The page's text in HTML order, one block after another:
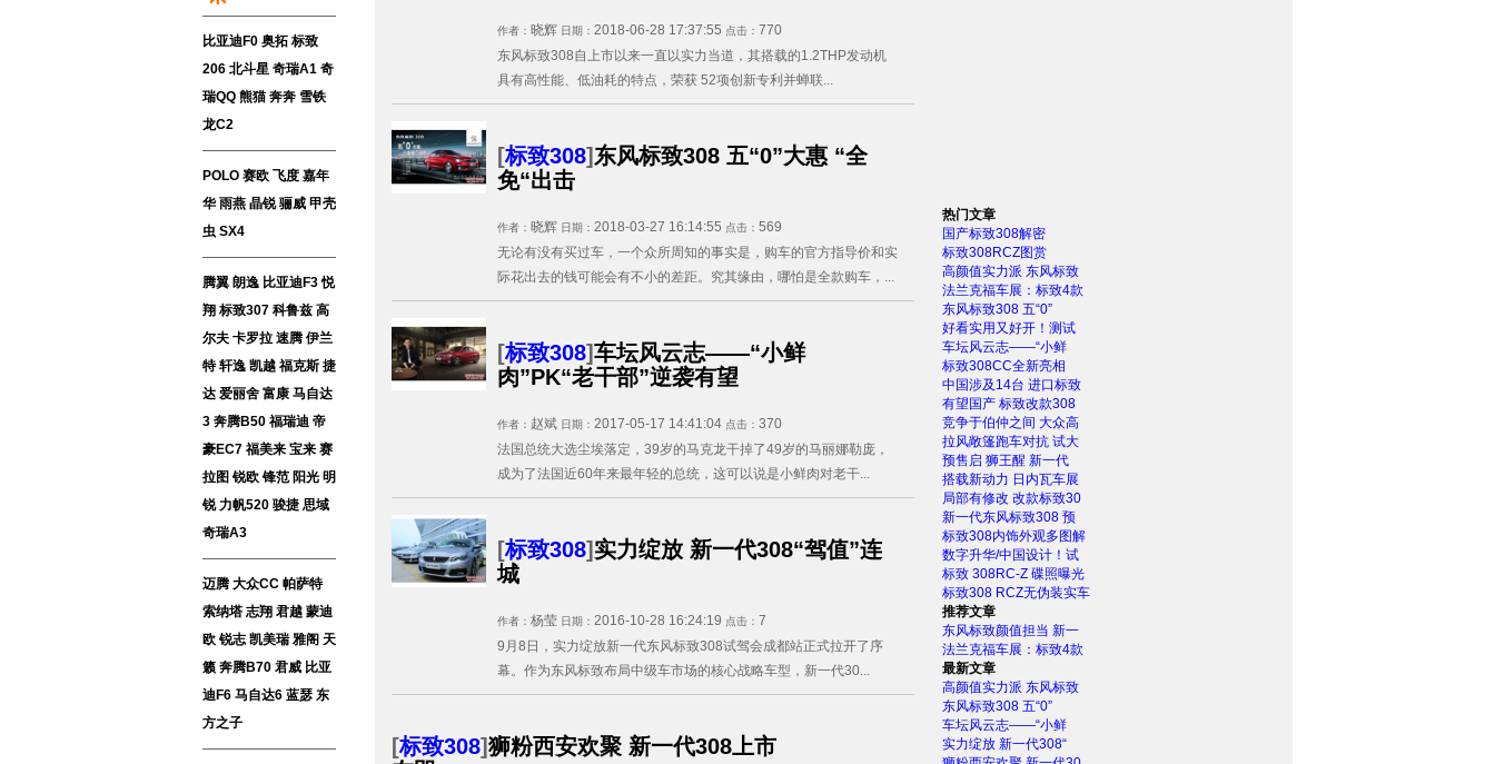
比亚迪F0 奥拓 标致
206 北斗星 奇瑞A1 奇
瑞QQ 熊猫 奔奔 雪铁
龙C2
POLO 赛欧 飞度 嘉年
华 雨燕 晶锐 骊威 甲壳
虫 SX4
腾翼 朗逸 比亚迪F3 悦
翔 标致307 科鲁兹 高
尔夫 卡罗拉 速腾 伊兰
特 轩逸 凯越 福克斯 捷
达 爱丽舍 富康 马自达
3 奔腾B50 福瑞迪 帝
豪EC7 福美来 宝来 赛
拉图 锐欧 锋范 阳光 明
锐 力帆520 骏捷 思域
奇瑞A3
迈腾 大众CC 帕萨特
索纳塔 志翔 君越 蒙迪
欧 锐志 凯美瑞 雅阁 天
籁 奔腾B70 君威 比亚
迪F6 马自达6 蓝瑟 东
方之子
作者： 晓辉 日期： 2018-06-28 17:37:55 点击： 770
东风标致308自上市以来一直以实力当道，其搭载的1.2THP发动机
具有高性能、低油耗的特点，荣获 52项创新专利并蝉联...
[标致308] 东风标致308 五“0”大惠 “全
免“出击
作者： 晓辉 日期： 2018-03-27 16:14:55 点击： 569
无论有没有买过车，一个众所周知的事实是，购车的官方指导价和实
际花出去的钱可能会有不小的差距。究其缘由，哪怕是全款购车，...
[标致308]车坛风云志——“小鲜
肉”PK“老干部”逆袭有望
作者： 赵斌 日期： 2017-05-17 14:41:04 点击： 370
法国总统大选尘埃落定，39岁的马克龙干掉了49岁的马丽娜勒庞，
成为了法国近60年来最年轻的总统，这可以说是小鲜肉对老干...
[标致308] 实力绽放 新一代308“驾值”连
城
作者： 杨莹 日期： 2016-10-28 16:24:19 点击： 7
9月8日，实力绽放新一代东风标致308试驾会成都站正式拉开了序
幕。作为东风标致布局中级车市场的核心战略车型，新一代30...
[标致308]狮粉西安欢聚 新一代308上市
热门文章
国产标致308解密
标致308RCZ图赏
高颜值实力派 东风标致
法兰克福车展：标致4款
东风标致308 五“0”
好看实用又好开！测试
车坛风云志——“小鲜
标致308CC全新亮相
中国涉及14台 进口标致
有望国产 标致改款308
竞争于伯仲之间 大众高
拉风敞篷跑车对抗 试大
预售启 狮王醒 新一代
搭载新动力 日内瓦车展
局部有修改 改款标致30
新一代东风标致308 预
标致308内饰外观多图解
数字升华/中国设计！试
标致 308RC-Z 碟照曝光
标致308 RCZ无伪装实车
推荐文章
东风标致颜值担当 新一
法兰克福车展：标致4款
最新文章
高颜值实力派 东风标致
东风标致308 五“0”
车坛风云志——“小鲜
实力绽放 新一代308“